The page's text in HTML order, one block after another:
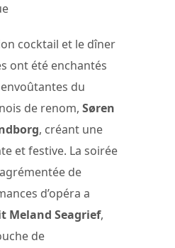
cocktail et le dîner
ont été enchantés
du
de renom, Søren
, créant une
et festive. La soirée
de
d’opéra a
Meland Seagrief,
de